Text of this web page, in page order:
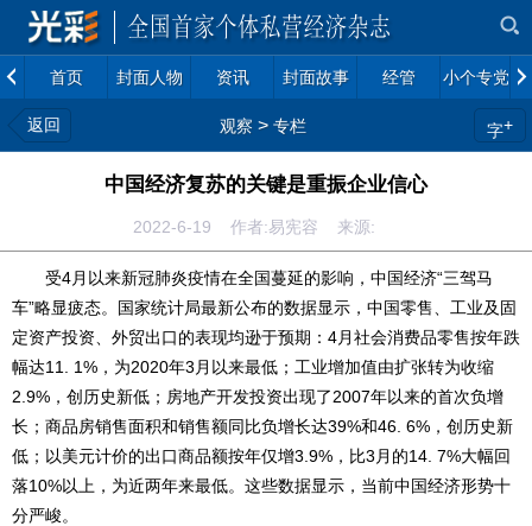
首页 封面人物 资讯 封面故事 经管 小个专党建
返回 观察 > 专栏 字+
中国经济复苏的关键是重振企业信心
2022-6-19 作者:易宪容 来源:
受4月以来新冠肺炎疫情在全国蔓延的影响，中国经济“三驾马
车”略显疲态。国家统计局最新公布的数据显示，中国零售、工业及固
定资产投资、外贸出口的表现均逊于预期：4月社会消费品零售按年跌
幅达11. 1%，为2020年3月以来最低；工业增加值由扩张转为收缩
2.9%，创历史新低；房地产开发投资出现了2007年以来的首次负增
长；商品房销售面积和销售额同比负增长达39%和46. 6%，创历史新
低；以美元计价的出口商品额按年仅增3.9%，比3月的14. 7%大幅回
落10%以上，为近两年来最低。这些数据显示，当前中国经济形势十
分严峻。